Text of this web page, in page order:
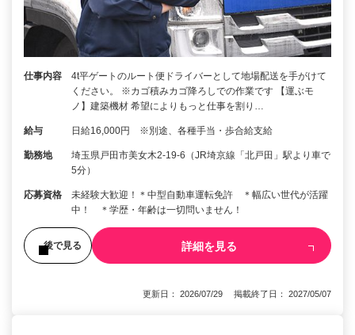
仕事内容
4t平ゲートのルート便ドライバーとして地場配送を手がけて
ください。 ※カゴ積みカゴ降ろしでの作業です 【運ぶモ
ノ】建築機材 希望によりもっと仕事を割り…
給与 日給16,000円 ※別途、各種手当・歩合給支給
勤務地
埼玉県戸田市美女木2-19-6（JR埼京線「北戸田」駅より車で
5分）
応募資格
未経験大歓迎！＊中型自動車運転免許 ＊幅広い世代が活躍
中！ ＊学歴・年齢は一切問いません！
後で見る 詳細を見る
更新日： 2026/07/29 掲載終了日： 2027/05/07